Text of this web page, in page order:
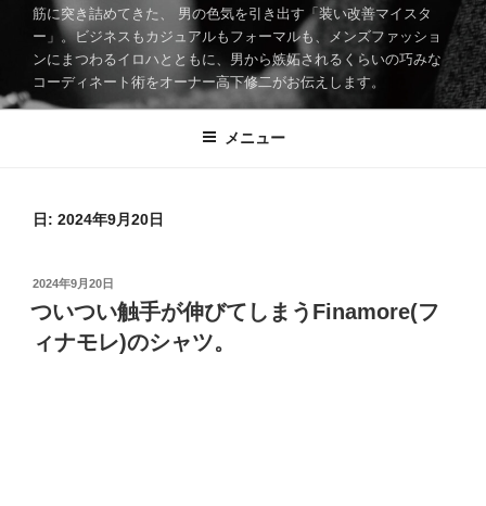
筋に突き詰めてきた、 男の色気を引き出す「装い改善マイスタ
ー」。ビジネスもカジュアルもフォーマルも、メンズファッショ
ンにまつわるイロハとともに、男から嫉妬されるくらいの巧みな
コーディネート術をオーナー高下修二がお伝えします。
メニュー
日: 2024年9月20日
投
日:
2024年9月20日
ついつい触手が伸びてしまうFinamore(フ
ィナモレ)のシャツ。